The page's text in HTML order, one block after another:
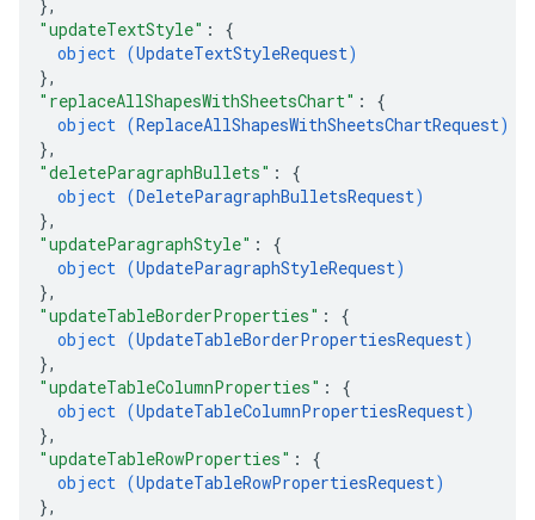
},
"updateTextStyle" : {
object (UpdateTextStyleRequest)
},
"replaceAllShapesWithSheetsChart" : {
object (ReplaceAllShapesWithSheetsChartRequest)
},
"deleteParagraphBullets" : {
object (DeleteParagraphBulletsRequest)
},
"updateParagraphStyle" : {
object (UpdateParagraphStyleRequest)
},
"updateTableBorderProperties" : {
object (UpdateTableBorderPropertiesRequest)
},
"updateTableColumnProperties" : {
object (UpdateTableColumnPropertiesRequest)
},
"updateTableRowProperties" : {
object (UpdateTableRowPropertiesRequest)
},